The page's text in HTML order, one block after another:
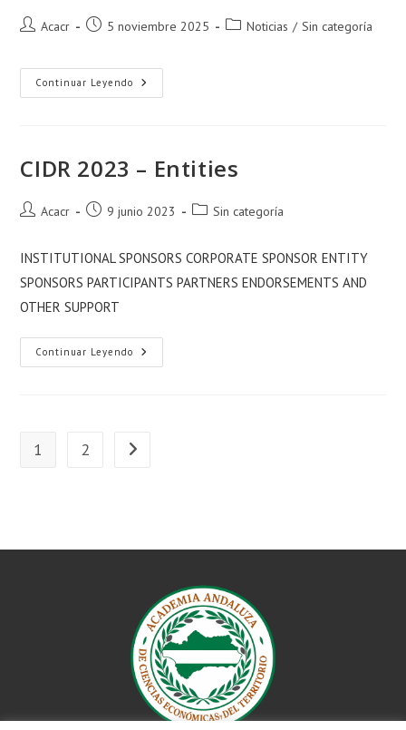
Acacr 5 noviembre 2025 Noticias / Sin categoría
Continuar Leyendo
CIDR 2023 – Entities
Acacr 9 junio 2023 Sin categoría
INSTITUTIONAL SPONSORS CORPORATE SPONSOR ENTITY
SPONSORS PARTICIPANTS PARTNERS ENDORSEMENTS AND
OTHER SUPPORT
Continuar Leyendo
1 2